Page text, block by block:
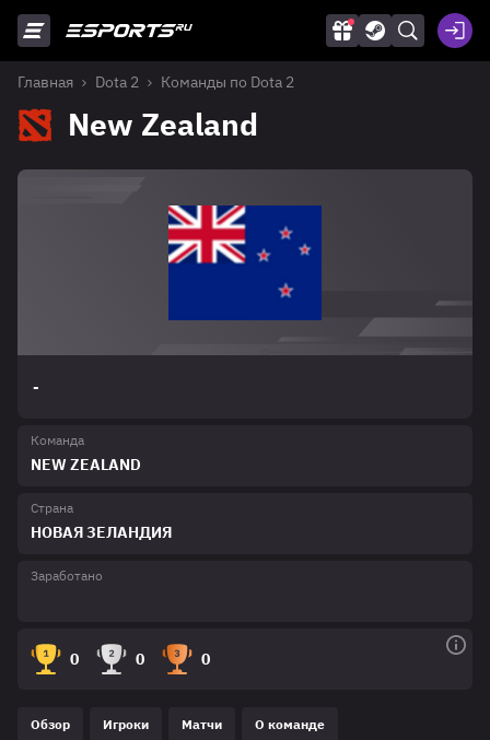
Главная Dota 2 Команды по Dota 2
New Zealand
-
Команда
NEW ZEALAND
Страна
НОВАЯ ЗЕЛАНДИЯ
Заработано
0 0 0
Обзор Игроки Матчи О команде